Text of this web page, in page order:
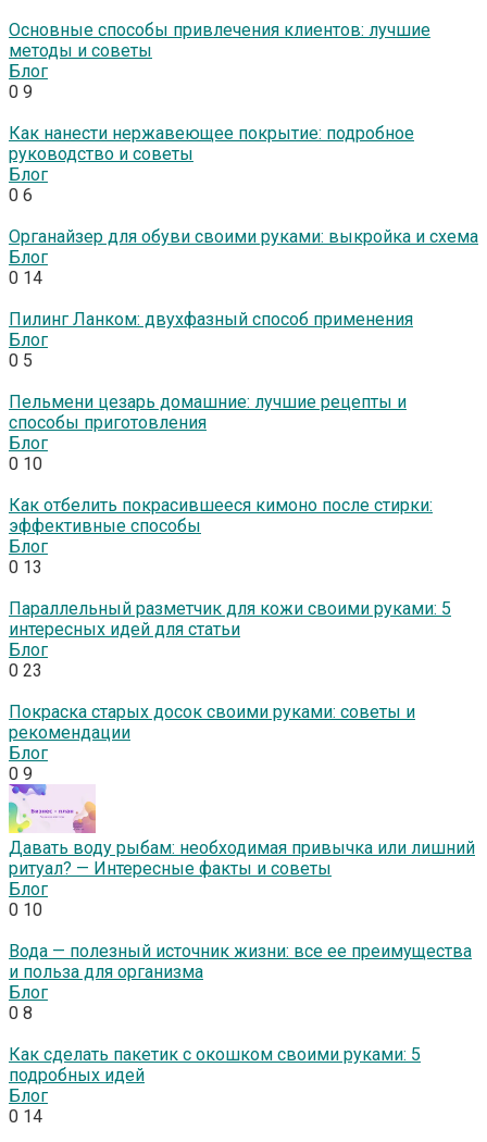
Основные способы привлечения клиентов: лучшие
методы и советы
Блог
0 9
Как нанести нержавеющее покрытие: подробное
руководство и советы
Блог
0 6
Органайзер для обуви своими руками: выкройка и схема
Блог
0 14
Пилинг Ланком: двухфазный способ применения
Блог
0 5
Пельмени цезарь домашние: лучшие рецепты и
способы приготовления
Блог
0 10
Как отбелить покрасившееся кимоно после стирки:
эффективные способы
Блог
0 13
Параллельный разметчик для кожи своими руками: 5
интересных идей для статьи
Блог
0 23
Покраска старых досок своими руками: советы и
рекомендации
Блог
0 9
Давать воду рыбам: необходимая привычка или лишний
ритуал? — Интересные факты и советы
Блог
0 10
Вода — полезный источник жизни: все ее преимущества
и польза для организма
Блог
0 8
Как сделать пакетик с окошком своими руками: 5
подробных идей
Блог
0 14